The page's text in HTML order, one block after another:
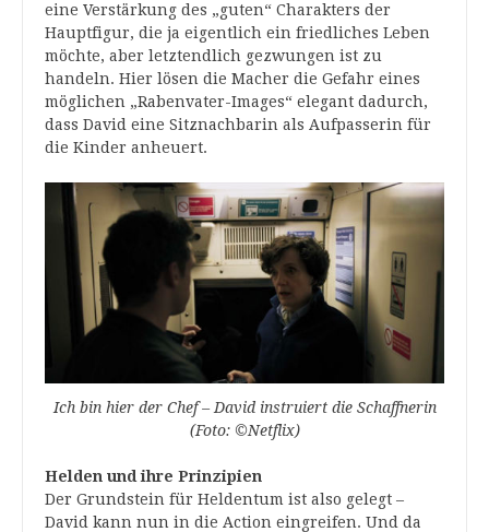
eine Verstärkung des „guten“ Charakters der
Hauptfigur, die ja eigentlich ein friedliches Leben
möchte, aber letztendlich gezwungen ist zu
handeln. Hier lösen die Macher die Gefahr eines
möglichen „Rabenvater-Images“ elegant dadurch,
dass David eine Sitznachbarin als Aufpasserin für
die Kinder anheuert.
Ich bin hier der Chef – David instruiert die Schaffnerin
(Foto: ©Netflix)
Helden und ihre Prinzipien
Der Grundstein für Heldentum ist also gelegt –
David kann nun in die Action eingreifen. Und da